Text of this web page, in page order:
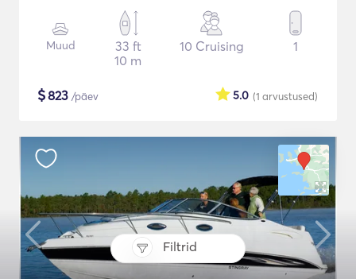
Filtrid
Muud
33 ft
10 m
10 Cruising 1
$823 /päev (1 arvustused)
5.0